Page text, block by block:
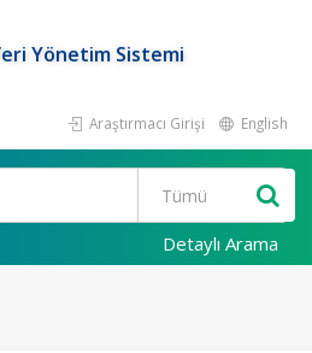
Yönetim Sistemi
Araştırmacı Girişi English
Detaylı Arama